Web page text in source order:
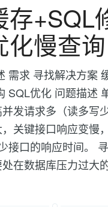
存+SQL
化慢查询
需求 寻找解决方案
SQL优化 问题描述
发请求多（读多写
关键接口响应变慢
接口的响应时间。
在数据库压力过大